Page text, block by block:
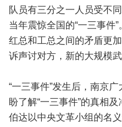
队员有三分之一人员受不
当年震惊全国的“一三事件
红总和工总之间的矛盾更
诉声讨对方，新的大规模
“一三事件”发生后，南京
盼了解“一三事件”的真相
伯达以中央文革小组的名